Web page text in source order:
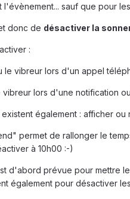
l'évènement... sauf que pour
donc de désactiver la
:
le vibreur lors d'un appel
lors d'une notification
également : afficher
permet de rallonger le
à 10h00 :-)
d'abord prévue pour mettre
également pour désactiver